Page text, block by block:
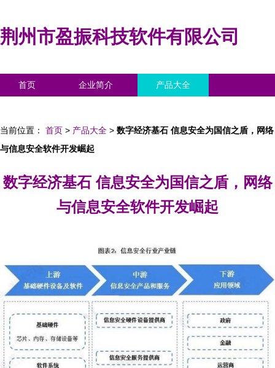
荆州市盈振科技软件有限公司
首页 企业简介 产品大全
当前位置： 首页 > 产品大全 > 数字经济基石 信息安全为国信之盾，网络
与信息安全软件开发崛起
数字经济基石 信息安全为国信之盾，网络
与信息安全软件开发崛起